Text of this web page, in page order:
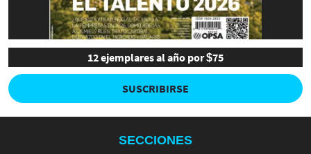
12 ejemplares al año por $75
SUSCRIBIRSE
SECCIONES